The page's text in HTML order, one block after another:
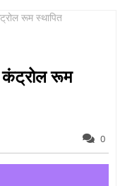
रूम स्थापित
कंट्रोल रूम
0